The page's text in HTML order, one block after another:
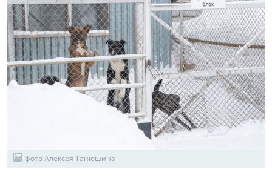
фото Алексея Танюшина